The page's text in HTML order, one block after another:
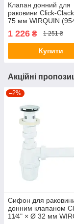
Клапан донний для
раковини Click-Clack
75 мм WIRQUIN
1 226 ₴ 1 251 ₴
Купити
Акційні
–2%
Сифон для
донним клапаном
11⁄4" × Ø 32 мм